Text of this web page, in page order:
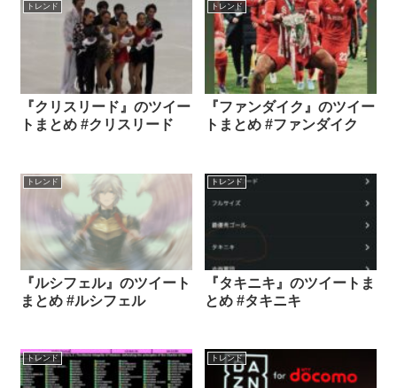
トレンド
『クリスリード』のツイー
トまとめ #クリスリード
トレンド
『ファンダイク』のツイー
トまとめ #ファンダイク
トレンド
『ルシフェル』のツイート
まとめ #ルシフェル
トレンド
『タキニキ』のツイートま
とめ #タキニキ
トレンド トレンド